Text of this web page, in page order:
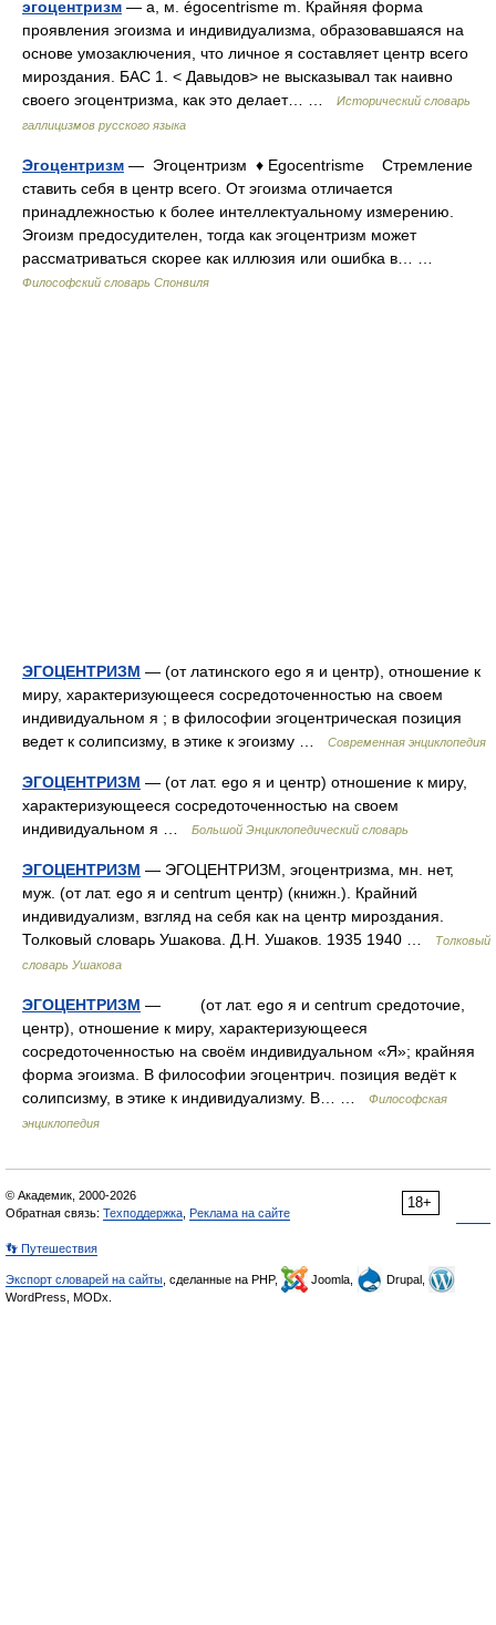
эгоцентризм — а, м. égocentrisme m. Крайняя форма
проявления эгоизма и индивидуализма, образовавшаяся на
основе умозаключения, что личное я составляет центр всего
мироздания. БАС 1. < Давыдов> не высказывал так наивно
своего эгоцентризма, как это делает… …
Исторический словарь
галлицизмов русского языка
Эгоцентризм — Эгоцентризм ♦ Egocentrisme Стремление
ставить себя в центр всего. От эгоизма отличается
принадлежностью к более интеллектуальному измерению.
Эгоизм предосудителен, тогда как эгоцентризм может
рассматриваться скорее как иллюзия или ошибка в… …
Философский словарь Спонвиля
ЭГОЦЕНТРИЗМ — (от латинского ego я и центр), отношение к
миру, характеризующееся сосредоточенностью на своем
индивидуальном я ; в философии эгоцентрическая позиция
ведет к солипсизму, в этике к эгоизму …
Современная энциклопедия
ЭГОЦЕНТРИЗМ — (от лат. ego я и центр) отношение к миру,
характеризующееся сосредоточенностью на своем
индивидуальном я …
Большой Энциклопедический словарь
ЭГОЦЕНТРИЗМ — ЭГОЦЕНТРИЗМ, эгоцентризма, мн. нет,
муж. (от лат. ego я и centrum центр) (книжн.). Крайний
индивидуализм, взгляд на себя как на центр мироздания.
Толковый словарь Ушакова. Д.Н. Ушаков. 1935 1940 …
Толковый
словарь Ушакова
ЭГОЦЕНТРИЗМ — (от лат. ego я и centrum средоточие,
центр), отношение к миру, характеризующееся
сосредоточенностью на своём индивидуальном «Я»; крайняя
форма эгоизма. В философии эгоцентрич. позиция ведёт к
солипсизму, в этике к индивидуализму. В… …
Философская
энциклопедия
18+
© Академик, 2000-2026
Обратная связь: Техподдержка Реклама на сайте
👣 Путешествия
Экспорт словарей на сайты , сделанные на PHP, Joomla,
Drupal,
WordPress, MODx.